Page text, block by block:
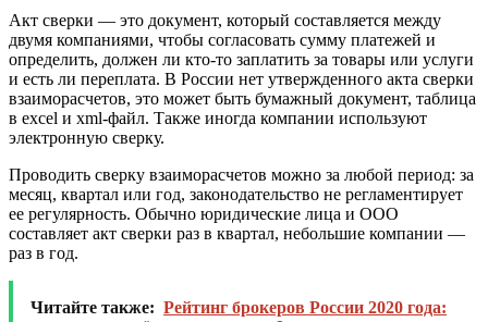
Акт сверки — это документ, который составляется между
двумя компаниями, чтобы согласовать сумму платежей и
определить, должен ли кто-то заплатить за товары или услуги
и есть ли переплата. В России нет утвержденного акта сверки
взаиморасчетов, это может быть бумажный до­кумент, таблица
в excel и xml-файл. Также иногда компании используют
электронную сверку.
Проводить сверку взаиморасчетов можно за любой период: за
месяц, квартал или год, законодательство не регламентирует
ее регулярность. Обычно юридические лица и ООО
составляет акт сверки раз в квартал, небольшие компании —
раз в год.
Читайте также: Рейтинг брокеров России 2020 года: